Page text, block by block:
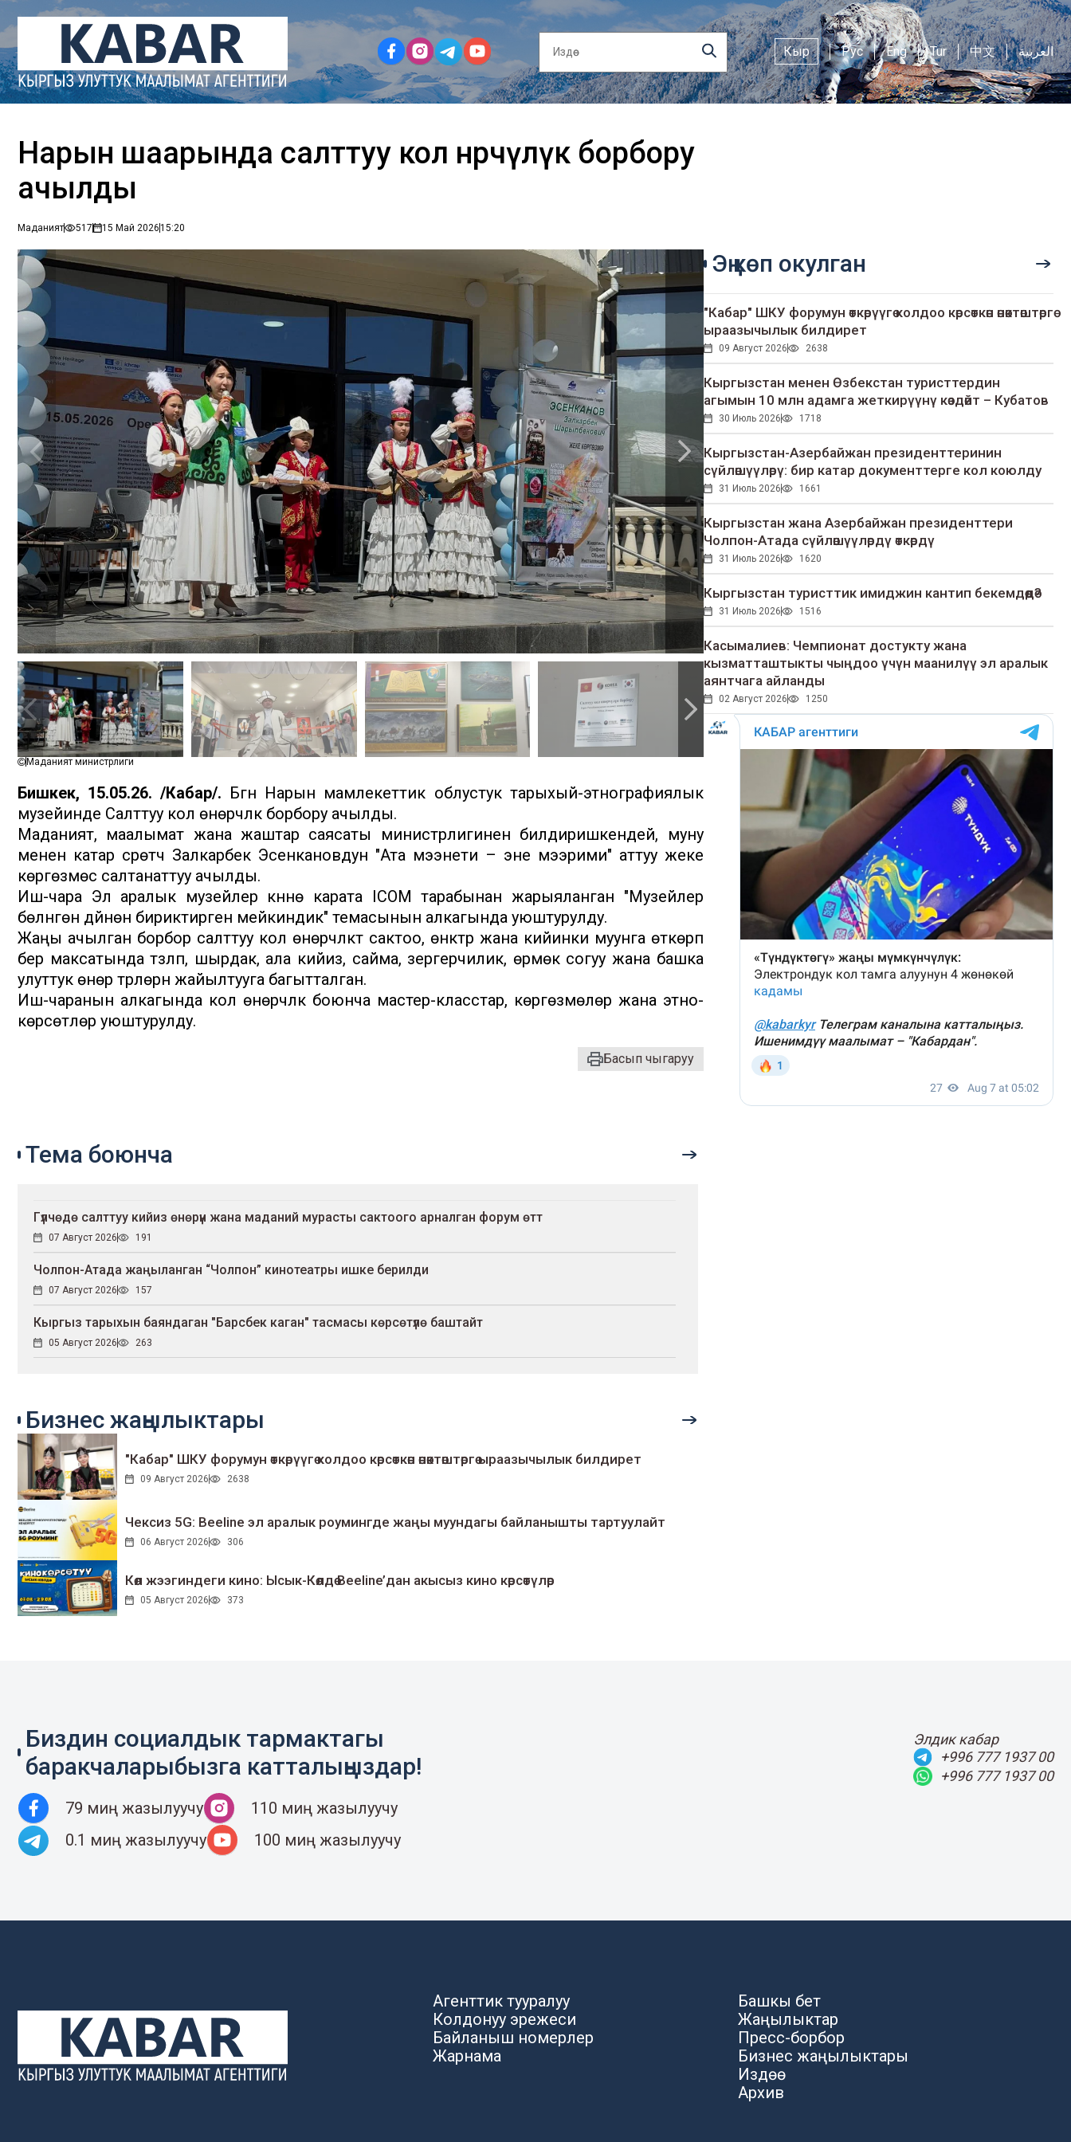
Кыр Рус Eng Tur 中文 العربية
Нарын шаарында салттуу кол өнөрчүлүк борбору
ачылды
Маданият 517 15 Май 202615:20
Маданият министрлиги
Бишкек, 15.05.26. /Кабар/. Бүгүн Нарын мамлекеттик облустук тарыхый-этнографиялык
музейинде Салттуу кол өнөрчүлүк борбору ачылды.
Маданият, маалымат жана жаштар саясаты министрлигинен билдиришкендей, муну
менен катар сүрөтчү Залкарбек Эсенкановдун "Ата мээнети – эне мээрими" аттуу жеке
көргөзмөсү салтанаттуу ачылды.
Иш-чара Эл аралык музейлер күнүнө карата ICOM тарабынан жарыяланган "Музейлер
бөлүнгөн дүйнөнү бириктирген мейкиндик" темасынын алкагында уюштурулду.
Жаңы ачылган борбор салттуу кол өнөрчүлүктү сактоо, өнүктүрүү жана кийинки муунга өткөрүп
берүү максатында түзүлүп, шырдак, ала кийиз, сайма, зергерчилик, өрмөк согуу жана башка
улуттук өнөр түрлөрүн жайылтууга багытталган.
Иш-чаранын алкагында кол өнөрчүлүк боюнча мастер-класстар, көргөзмөлөр жана этно-
көрсөтүүлөр уюштурулду.
Басып чыгаруу
Эң көп окулган
"Кабар" ШКУ форумун өткөрүүгө колдоо көрсөткөн өнөктөштөргө
ыраазычылык билдирет
09 Август 2026 2638
Кыргызстан менен Өзбекстан туристтердин
агымын 10 млн адамга жеткирүүнү көздөйт – Кубатов
30 Июль 2026 1718
Кыргызстан-Азербайжан президенттеринин
сүйлөшүүлөрү: бир катар документтерге кол коюлду
31 Июль 2026 1661
Кыргызстан жана Азербайжан президенттери
Чолпон-Атада сүйлөшүүлөрдү өткөрдү
31 Июль 2026 1620
Кыргызстан туристтик имиджин кантип бекемдөөдө?
31 Июль 2026 1516
Касымалиев: Чемпионат достукту жана
кызматташтыкты чыңдоо үчүн маанилүү эл аралык
аянтчага айланды
02 Август 2026 1250
Тема боюнча
Гүлчөдө салттуу кийиз өнөрүн жана маданий мурасты сактоого арналган форум өттү
07 Август 2026 191
Чолпон-Атада жаңыланган “Чолпон” кинотеатры ишке берилди
07 Август 2026 157
Кыргыз тарыхын баяндаган "Барсбек каган" тасмасы көрсөтүлө баштайт
05 Август 2026 263
Бизнес жаңылыктары
"Кабар" ШКУ форумун өткөрүүгө колдоо көрсөткөн өнөктөштөргө ыраазычылык билдирет
09 Август 2026 2638
Чексиз 5G: Beeline эл аралык роумингде жаңы муундагы байланышты тартуулайт
06 Август 2026 306
Көл жээгиндеги кино: Ысык-Көлдө Beeline’дан акысыз кино көрсөтүлөр
05 Август 2026 373
Биздин социалдык тармактагы
баракчаларыбызга катталыңыздар!
79 миң жазылуучу
110 миң жазылуучу
0.1 миң жазылуучу
100 миң жазылуучу
Элдик кабар
+996 777 1937 00
+996 777 1937 00
Агенттик тууралуу
Колдонуу эрежеси
Байланыш номерлер
Жарнама
Башкы бет
Жаңылыктар
Пресс-борбор
Бизнес жаңылыктары
Издөө
Архив